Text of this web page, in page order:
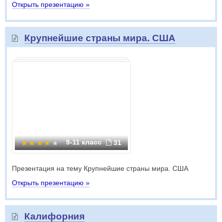
Открыть презентацию »
Крупнейшие страны мира. США
9-11 класс 31
Презентация на тему Крупнейшие страны мира. США
Открыть презентацию »
Калифорния